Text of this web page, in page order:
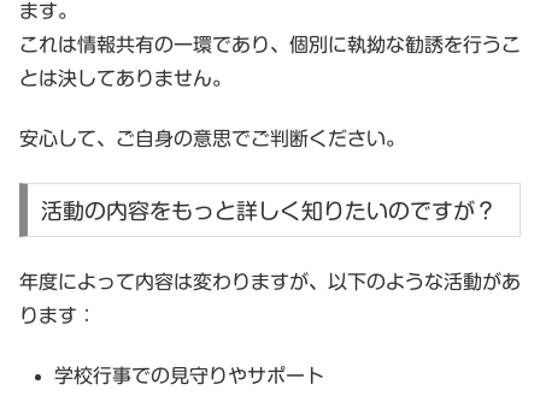
ます。
これは情報共有の一環であり、 個別に執拗な勧誘を行うこ
とは決してありません。
安心して、ご自身の意思でご判断ください。
活動の内容をもっと詳しく知りたいのですが？
年度によって内容は変わりますが、以下のような活動があ
ります：
学校行事での見守りやサポート